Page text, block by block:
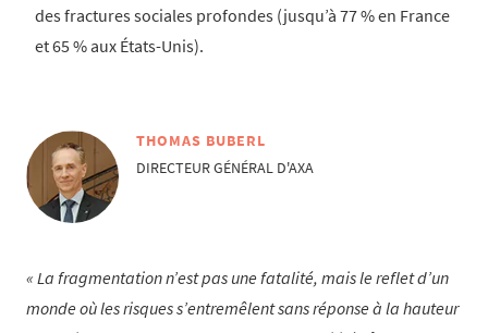
des fractures sociales profondes (jusqu’à 77 % en France
et 65 % aux États-Unis).
THOMAS BUBERL
DIRECTEUR GÉNÉRAL D'AXA
La fragmentation n’est pas une fatalité, mais le reflet d’un
monde où les risques s’entremêlent sans réponse à la hauteur